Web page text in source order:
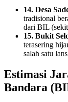
14. Desa
tradisional
dari BIL
15. Bukit
terasering
salah satu
Estimasi
Bandara